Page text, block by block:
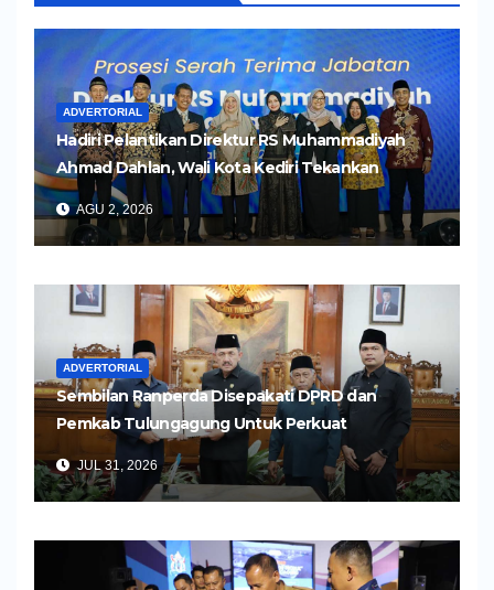
ADVERTORIAL
Hadiri Pelantikan Direktur RS Muhammadiyah
Ahmad Dahlan, Wali Kota Kediri Tekankan
Pelayanan Kesehatan yang Humanis
AGU 2, 2026
ADVERTORIAL
Sembilan Ranperda Disepakati DPRD dan
Pemkab Tulungagung Untuk Perkuat
Pembangunan Daerah
JUL 31, 2026